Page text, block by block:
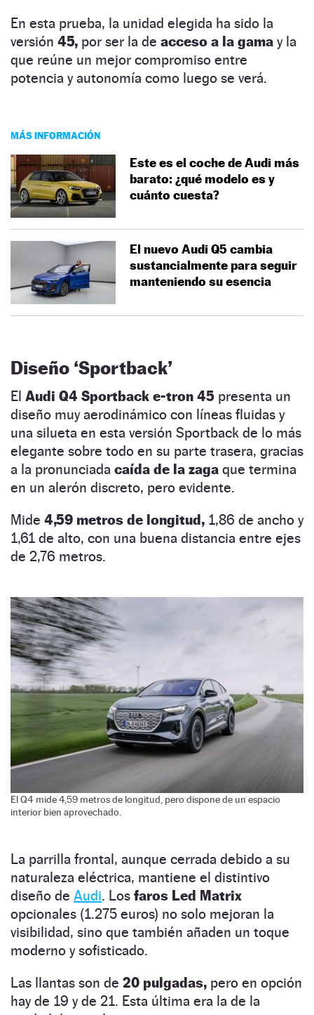
En esta prueba, la unidad elegida ha sido la
versión 45, por ser la de acceso a la gama y la
que reúne un mejor compromiso entre
potencia y autonomía como luego se verá.
MÁS INFORMACIÓN
Este es el coche de Audi más
barato: ¿qué modelo es y
cuánto cuesta?
El nuevo Audi Q5 cambia
sustancialmente para seguir
manteniendo su esencia
Diseño ‘Sportback’
El Audi Q4 Sportback e-tron 45 presenta un
diseño muy aerodinámico con líneas fluidas y
una silueta en esta versión Sportback de lo más
elegante sobre todo en su parte trasera, gracias
a la pronunciada caída de la zaga que termina
en un alerón discreto, pero evidente.
Mide 4,59 metros de longitud, 1,86 de ancho y
1,61 de alto, con una buena distancia entre ejes
de 2,76 metros.
El Q4 mide 4,59 metros de longitud, pero dispone de un espacio
interior bien aprovechado.
La parrilla frontal, aunque cerrada debido a su
naturaleza eléctrica, mantiene el distintivo
diseño de Audi. Los faros Led Matrix
opcionales (1.275 euros) no solo mejoran la
visibilidad, sino que también añaden un toque
moderno y sofisticado.
Las llantas son de 20 pulgadas, pero en opción
hay de 19 y de 21. Esta última era la de la